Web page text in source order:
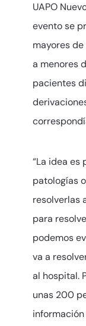
UAPO
evento se
mayores
a menores
pacientes
“La idea es
patologías
resolverlas
para
podemos
va a
al hospital.
unas 200